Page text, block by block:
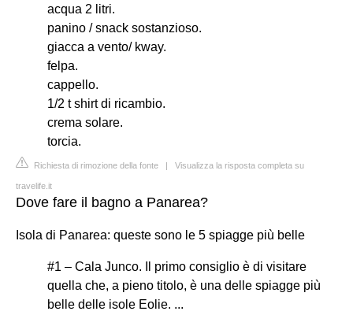
acqua 2 litri.
panino / snack sostanzioso.
giacca a vento/ kway.
felpa.
cappello.
1/2 t shirt di ricambio.
crema solare.
torcia.
Richiesta di rimozione della fonte | Visualizza la risposta completa su
travelife.it
Dove fare il bagno a Panarea?
Isola di Panarea: queste sono le 5 spiagge più belle
#1 – Cala Junco. Il primo consiglio è di visitare
quella che, a pieno titolo, è una delle spiagge più
belle delle isole Eolie. ...